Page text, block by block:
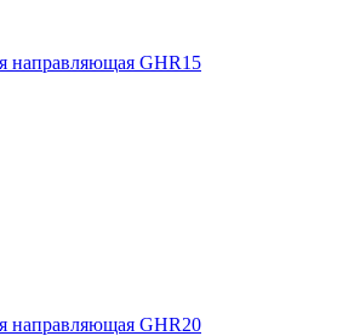
направляющая GHR15
направляющая GHR20